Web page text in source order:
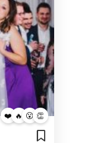
❤️ 🔥 😮 👏